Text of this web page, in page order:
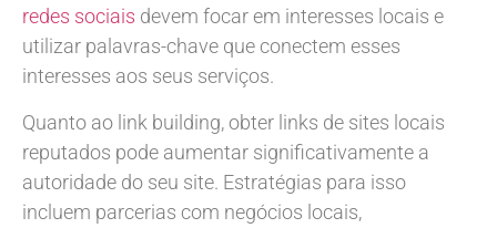
redes sociais devem focar em interesses locais e
utilizar palavras-chave que conectem esses
interesses aos seus serviços.
Quanto ao link building, obter links de sites locais
reputados pode aumentar significativamente a
autoridade do seu site. Estratégias para isso
incluem parcerias com negócios locais,